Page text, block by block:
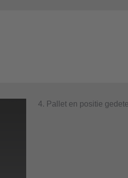
4. Pallet en positie